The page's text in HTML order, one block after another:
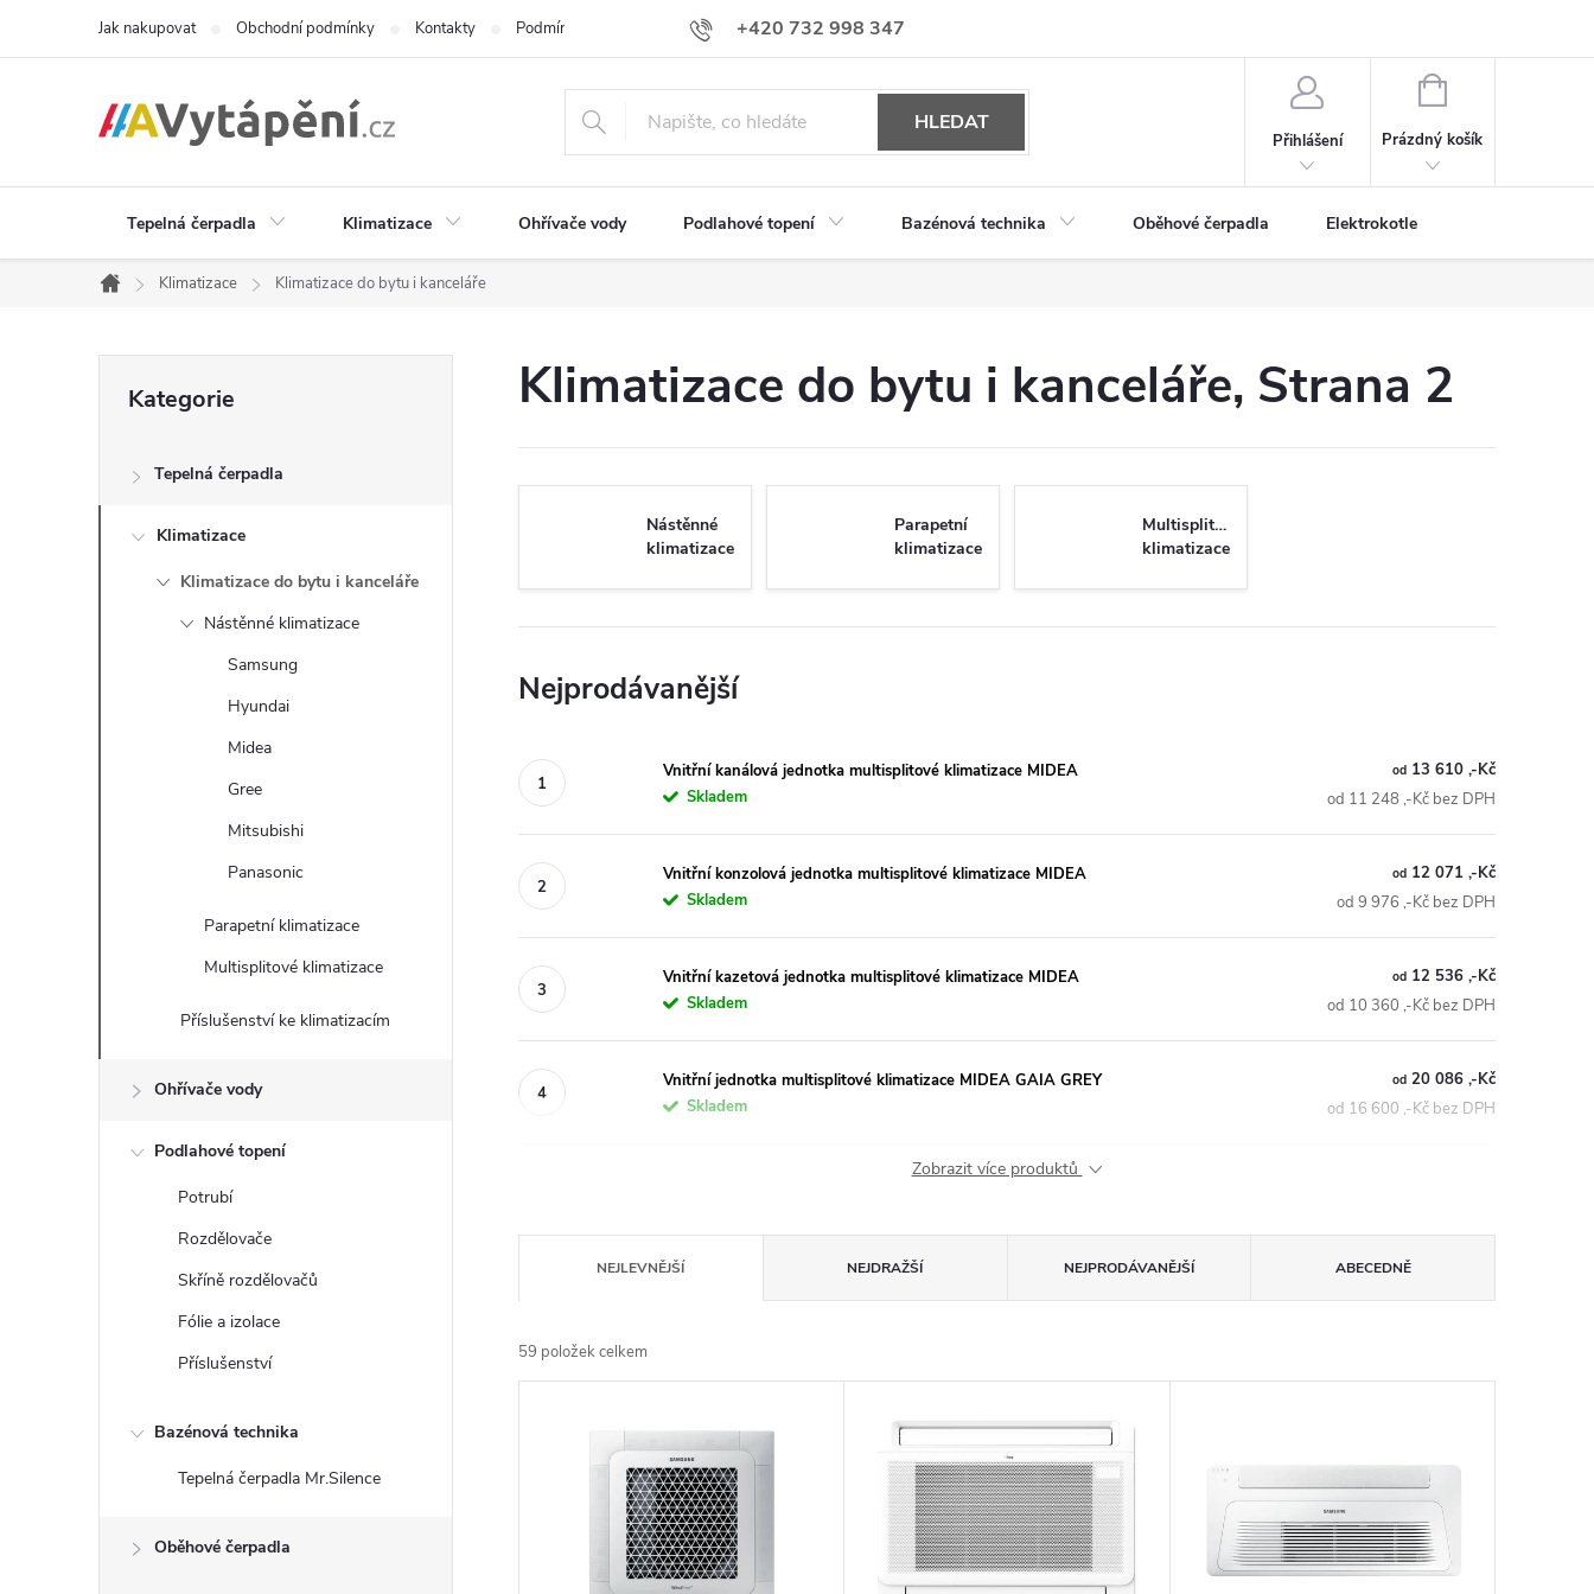
+420 732 998 347
obchod@aaavytapeni.cz
Jak nakupovat Obchodní podmínky Kontakty Podmínky ochrany osobních údajů
HLEDAT
Přihlášení
NÁKUPNÍ
Prázdný košík
Tepelná čerpadla Klimatizace Ohřívače vody Podlahové topení Bazénová technika Oběhové čerpadla Elektrokotle
Domů
Klimatizace Klimatizace do bytu i kanceláře
s
kategorie
Kategorie
Tepelná čerpadla
Klimatizace
Klimatizace do bytu i kanceláře
Nástěnné klimatizace
Samsung
Hyundai
Midea
Gree
Mitsubishi
Panasonic
Parapetní klimatizace
Multisplitové klimatizace
Příslušenství ke klimatizacím
Ohřívače vody
Podlahové topení
Potrubí
Rozdělovače
Skříně rozdělovačů
Fólie a izolace
Příslušenství
Bazénová technika
Tepelná čerpadla Mr.Silence
Oběhové čerpadla
Klimatizace do bytu i kanceláře, Strana 2
Nástěnné
klimatizace
Parapetní
klimatizace
Multisplitové
klimatizace
Nejprodávanější
Vnitřní kanálová jednotka multisplitové klimatizace MIDEA
Skladem
od 13 610 ,-Kč
od 11 248 ,-Kč bez DPH
Vnitřní konzolová jednotka multisplitové klimatizace MIDEA
Skladem
od 12 071 ,-Kč
od 9 976 ,-Kč bez DPH
Vnitřní kazetová jednotka multisplitové klimatizace MIDEA
Skladem
od 12 536 ,-Kč
od 10 360 ,-Kč bez DPH
Vnitřní jednotka multisplitové klimatizace MIDEA GAIA GREY
Skladem
od 20 086 ,-Kč
od 16 600 ,-Kč bez DPH
Zobrazit více produktů
a
z
NEJLEVNĚJŠÍ NEJDRAŽŠÍ NEJPRODÁVANĚJŠÍ ABECEDNĚ
59 položek celkem